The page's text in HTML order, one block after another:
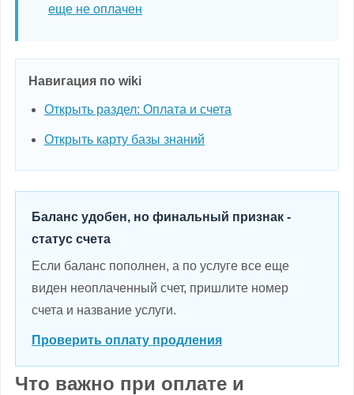
еще не оплачен
Навигация по wiki
Открыть раздел: Оплата и счета
Открыть карту базы знаний
Баланс удобен, но финальный признак -
статус счета
Если баланс пополнен, а по услуге все еще
виден неоплаченный счет, пришлите номер
счета и название услуги.
Проверить оплату продления
Что важно при оплате и